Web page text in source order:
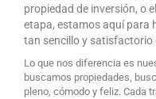
propiedad de inversión, o
etapa, estamos aquí para
tan sencillo y satisfactorio
Lo que nos diferencia es
buscamos propiedades,
pleno, cómodo y feliz. Cada